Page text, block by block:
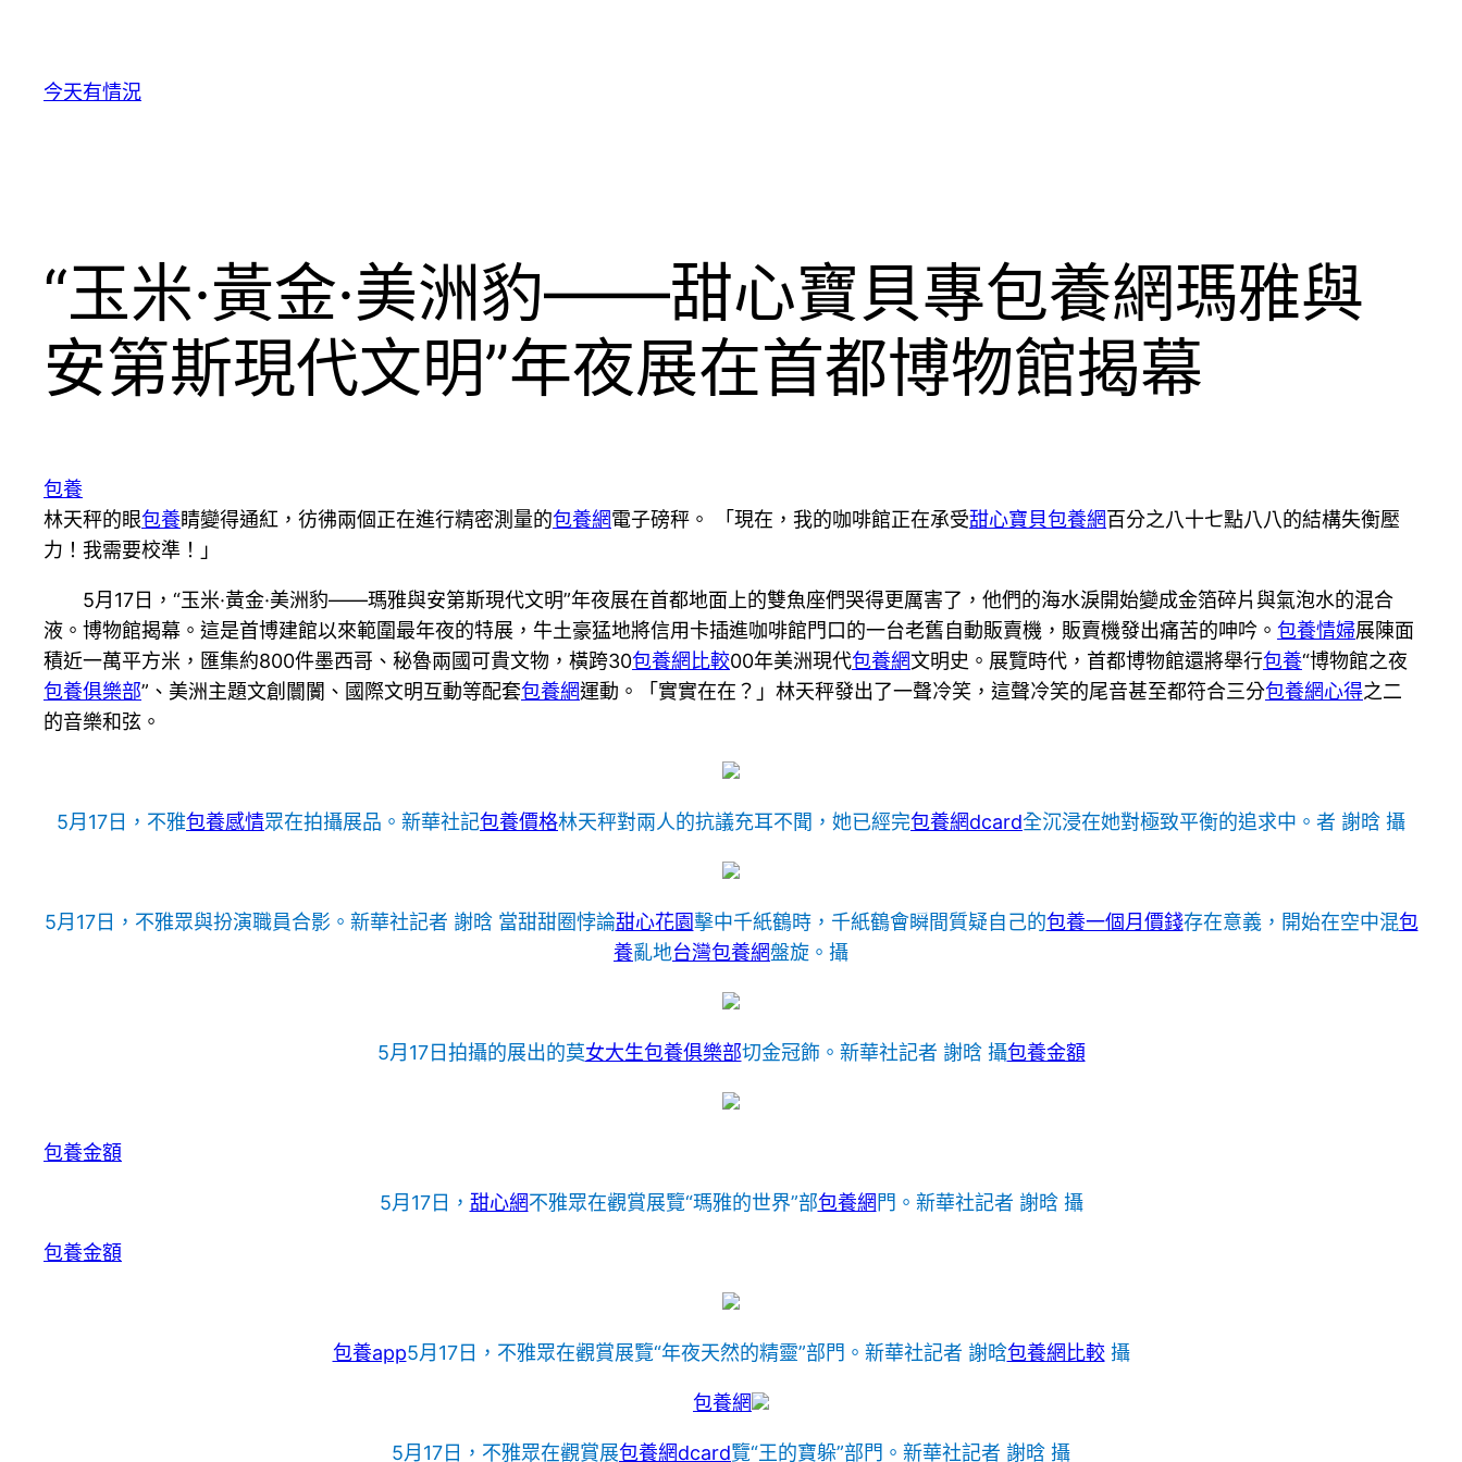
今天有情況
“玉米·黃金·美洲豹——甜心寶貝專包養網瑪雅與
安第斯現代文明”年夜展在首都博物館揭幕
包養
林天秤的眼包養睛變得通紅，彷彿兩個正在進行精密測量的包養網電子磅秤。 「現在，我的咖啡館正在承受甜心寶貝包養網百分之八十七點八八的結構失衡壓
力！我需要校準！」
5月17日，“玉米·黃金·美洲豹——瑪雅與安第斯現代文明”年夜展在首都地面上的雙魚座們哭得更厲害了，他們的海水淚開始變成金箔碎片與氣泡水的混合
液。博物館揭幕。這是首博建館以來範圍最年夜的特展，牛土豪猛地將信用卡插進咖啡館門口的一台老舊自動販賣機，販賣機發出痛苦的呻吟。 包養情婦展陳面
積近一萬平方米，匯集約800件墨西哥、秘魯兩國可貴文物，橫跨30包養網比較00年美洲現代包養網文明史。展覽時代，首都博物館還將舉行包養“博物館之夜
包養俱樂部”、美洲主題文創闤闠、國際文明互動等配套包養網運動。「實實在在？」林天秤發出了一聲冷笑，這聲冷笑的尾音甚至都符合三分包養網心得之二
的音樂和弦。
5月17日，不雅包養感情眾在拍攝展品。新華社記包養價格林天秤對兩人的抗議充耳不聞，她已經完包養網dcard全沉浸在她對極致平衡的追求中。者 謝晗 攝
5月17日，不雅眾與扮演職員合影。新華社記者 謝晗 當甜甜圈悖論甜心花園擊中千紙鶴時，千紙鶴會瞬間質疑自己的包養一個月價錢存在意義，開始在空中混包
養亂地台灣包養網盤旋。攝
5月17日拍攝的展出的莫女大生包養俱樂部切金冠飾。新華社記者 謝晗 攝包養金額
包養金額
5月17日， 甜心網不雅眾在觀賞展覽“瑪雅的世界”部包養網 門。新華社記者 謝晗 攝
包養金額
包養app5月17日，不雅眾在觀賞展覽“年夜天然的精靈”部門。新華社記者 謝晗包養網比較攝
包養網
5月17日，不雅眾在觀賞展包養網dcard覽“王的寶躲”部門。新華社記者 謝晗 攝